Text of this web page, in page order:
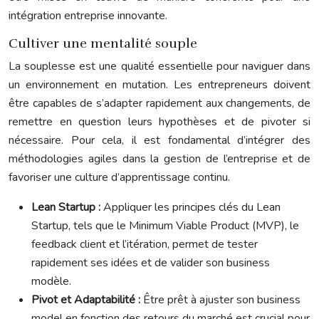
intégration entreprise innovante.
Cultiver une mentalité souple
La souplesse est une qualité essentielle pour naviguer dans
un environnement en mutation. Les entrepreneurs doivent
être capables de s’adapter rapidement aux changements, de
remettre en question leurs hypothèses et de pivoter si
nécessaire. Pour cela, il est fondamental d’intégrer des
méthodologies agiles dans la gestion de l’entreprise et de
favoriser une culture d’apprentissage continu.
Lean Startup :Appliquer les principes clés du Lean
Startup, tels que le Minimum Viable Product (MVP), le
feedback client et l’itération, permet de tester
rapidement ses idées et de valider son business
modèle.
Pivot et Adaptabilité : Être prêt à ajuster son business